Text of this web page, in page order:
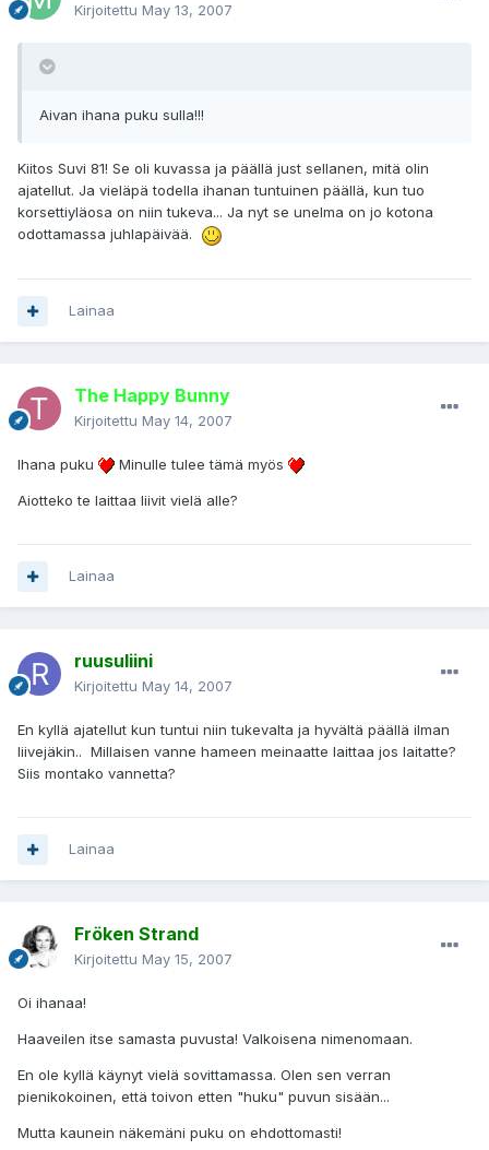
Kirjoitettu May 13, 2007
Aivan ihana puku sulla!!!
Kiitos Suvi 81! Se oli kuvassa ja päällä just sellanen, mitä olin
ajatellut. Ja vieläpä todella ihanan tuntuinen päällä, kun tuo
korsettiyläosa on niin tukeva... Ja nyt se unelma on jo kotona
odottamassa juhlapäivää.
Lainaa
The Happy Bunny
Kirjoitettu May 14, 2007
Ihana puku Minulle tulee tämä myös
Aiotteko te laittaa liivit vielä alle?
Lainaa
ruusuliini
Kirjoitettu May 14, 2007
En kyllä ajatellut kun tuntui niin tukevalta ja hyvältä päällä ilman
liivejäkin.. Millaisen vanne hameen meinaatte laittaa jos laitatte?
Siis montako vannetta?
Lainaa
Fröken Strand
Kirjoitettu May 15, 2007
Oi ihanaa!
Haaveilen itse samasta puvusta! Valkoisena nimenomaan.
En ole kyllä käynyt vielä sovittamassa. Olen sen verran
pienikokoinen, että toivon etten "huku" puvun sisään...
Mutta kaunein näkemäni puku on ehdottomasti!